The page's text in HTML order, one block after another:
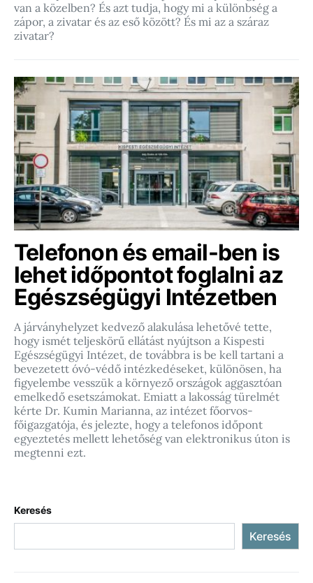
van a közelben? És azt tudja, hogy mi a különbség a
zápor, a zivatar és az eső között? És mi az a száraz
zivatar?
Telefonon és email-ben is
lehet időpontot foglalni az
Egészségügyi Intézetben
A járványhelyzet kedvező alakulása lehetővé tette,
hogy ismét teljeskörű ellátást nyújtson a Kispesti
Egészségügyi Intézet, de továbbra is be kell tartani a
bevezetett óvó-védő intézkedéseket, különösen, ha
figyelembe vesszük a környező országok aggasztóan
emelkedő esetszámokat. Emiatt a lakosság türelmét
kérte Dr. Kumin Marianna, az intézet főorvos-
főigazgatója, és jelezte, hogy a telefonos időpont
egyeztetés mellett lehetőség van elektronikus úton is
megtenni ezt.
Keresés
Keresés